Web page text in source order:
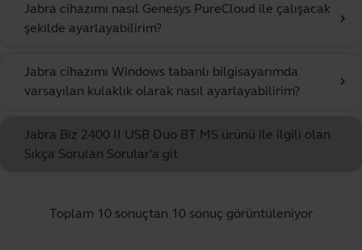
Jabra cihazımı nasıl Genesys PureCloud ile çalışacak
şekilde ayarlayabilirim?
chevron_right
Jabra cihazımı Windows tabanlı bilgisayarımda
varsayılan kulaklık olarak nasıl ayarlayabilirim?
chevron_right
Jabra Biz 2400 II USB Duo BT MS ürünü ile ilgili olan
Sıkça Sorulan Sorular’a git
Toplam 10 sonuçtan 10 sonuç görüntüleniyor